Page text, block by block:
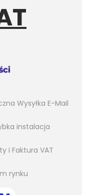
Wysyłka E-Mail
instalacja
i Faktura VAT
rynku